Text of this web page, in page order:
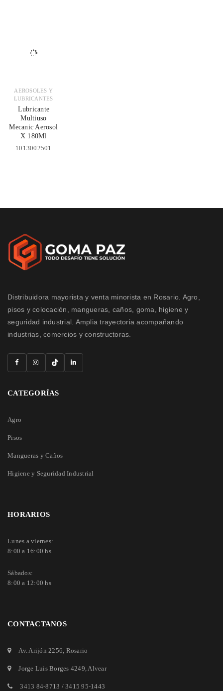
AEROSOLES Y
LUBRICANTES
Lubricante
Multiuso
Mecanic Aerosol
X 180Ml
1013002501
Distribuidora mayorista y venta minorista en Rosario. Agro,
pisos y colocación, mangueras, caños, goma, higiene y
seguridad industrial. Amplia trayectoria acompañando
industrias, comercios y constructoras.
CATEGORÍAS
Agro
Pisos
Mangueras y Caños
Higiene y Seguridad Industrial
HORARIOS
Lunes a viernes:
8:00 a 16:00 hs
Sábados:
8:00 a 12:00 hs
CONTACTANOS
Av. Arijón 2256 , Rosario
Jorge Luis Borges 4249 , Alvear
3413 84-8713 / 3415 95-1443